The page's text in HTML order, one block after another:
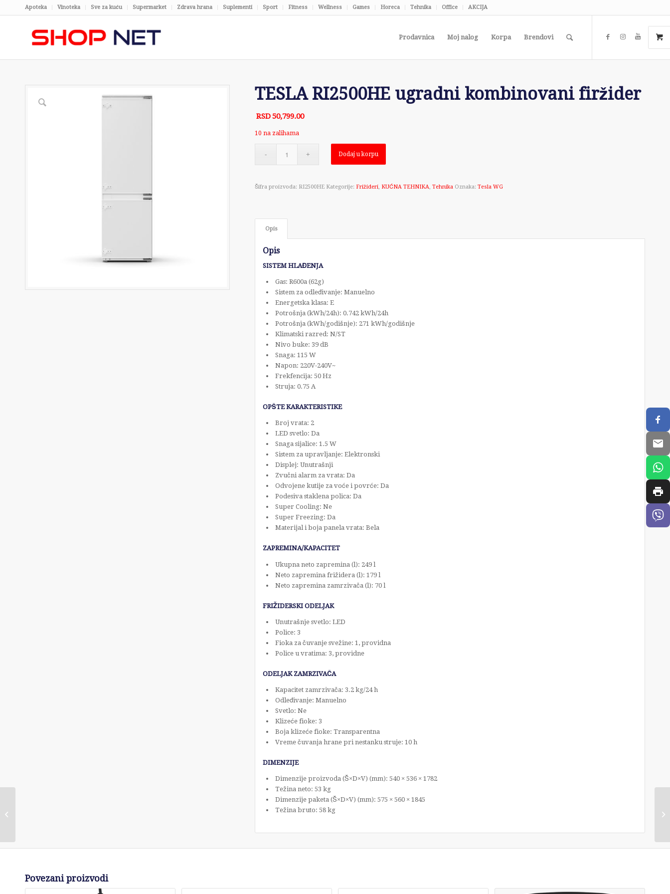
Apoteka Vinoteka Sve za kuću Supermarket Zdrava hrana Suplementi Sport Fitness Wellness Games Horeca Tehnika Office AKCIJA
Prodavnica Moj nalog Korpa Brendovi
TESLA RI2500HE ugradni kombinovani firžider
RSD50,799.00
10 na zalihama
Dodaj u korpu
Šifra proizvoda: RI2500HE Kategorije: Frižideri, KUĆNA TEHNIKA, Tehnika Oznaka: Tesla WG
Opis
Opis
SISTEM HLAĐENJA
Gas: R600a (62g)
Sistem za odleđivanje: Manuelno
Energetska klasa: E
Potrošnja (kWh/24h): 0.742 kWh/24h
Potrošnja (kWh/godišnje): 271 kWh/godišnje
Klimatski razred: N/ST
Nivo buke: 39 dB
Snaga: 115 W
Napon: 220V-240V~
Frekfencija: 50 Hz
Struja: 0.75 A
OPŠTE KARAKTERISTIKE
Broj vrata: 2
LED svetlo: Da
Snaga sijalice: 1.5 W
Sistem za upravljanje: Elektronski
Displej: Unutrašnji
Zvučni alarm za vrata: Da
Odvojene kutije za voće i povrće: Da
Podesiva staklena polica: Da
Super Cooling: Ne
Super Freezing: Da
Materijal i boja panela vrata: Bela
ZAPREMINA/KAPACITET
Ukupna neto zapremina (l): 249 l
Neto zapremina frižidera (l): 179 l
Neto zapremina zamrzivača (l): 70 l
FRIŽIDERSKI ODELJAK
Unutrašnje svetlo: LED
Police: 3
Fioka za čuvanje svežine: 1, providna
Police u vratima: 3, providne
ODELJAK ZAMRZIVAČA
Kapacitet zamrzivača: 3.2 kg/24 h
Odleđivanje: Manuelno
Svetlo: Ne
Klizeće fioke: 3
Boja klizeće fioke: Transparentna
Vreme čuvanja hrane pri nestanku struje: 10 h
DIMENZIJE
Dimenzije proizvoda (Š×D×V) (mm): 540 × 536 × 1782
Težina neto: 53 kg
Dimenzije paketa (Š×D×V) (mm): 575 × 560 × 1845
Težina bruto: 58 kg
Povezani proizvodi